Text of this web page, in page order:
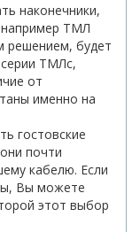
наконечники,
например ТМЛ
решением, будет
ТМЛс,
от
именно на
гостовские
почти
кабелю. Если
Вы можете
этот выбор